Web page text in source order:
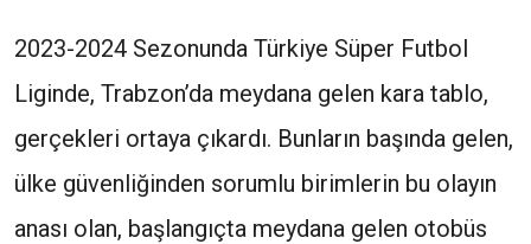
2023-2024 Sezonunda Türkiye Süper Futbol
Liginde, Trabzon’da meydana gelen kara tablo,
gerçekleri ortaya çıkardı. Bunların başında gelen,
ülke güvenliğinden sorumlu birimlerin bu olayın
anası olan, başlangıçta meydana gelen otobüs